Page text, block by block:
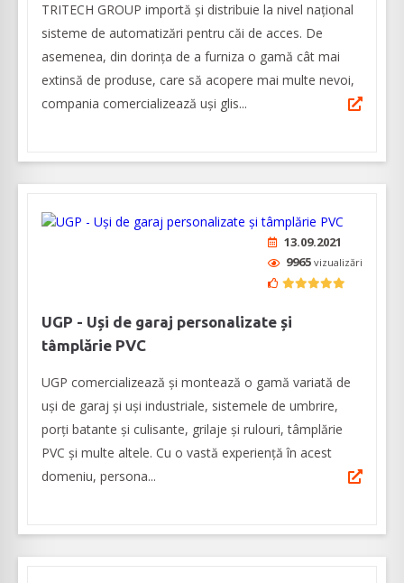
TRITECH GROUP importă și distribuie la nivel național
sisteme de automatizări pentru căi de acces. De
asemenea, din dorința de a furniza o gamă cât mai
extinsă de produse, care să acopere mai multe nevoi,
compania comercializează uși glis...
13.09.2021
9965 vizualizări
UGP - Uși de garaj personalizate și
tâmplărie PVC
UGP comercializează și montează o gamă variată de
uși de garaj și uși industriale, sistemele de umbrire,
porți batante și culisante, grilaje și rulouri, tâmplărie
PVC și multe altele. Cu o vastă experiență în acest
domeniu, persona...